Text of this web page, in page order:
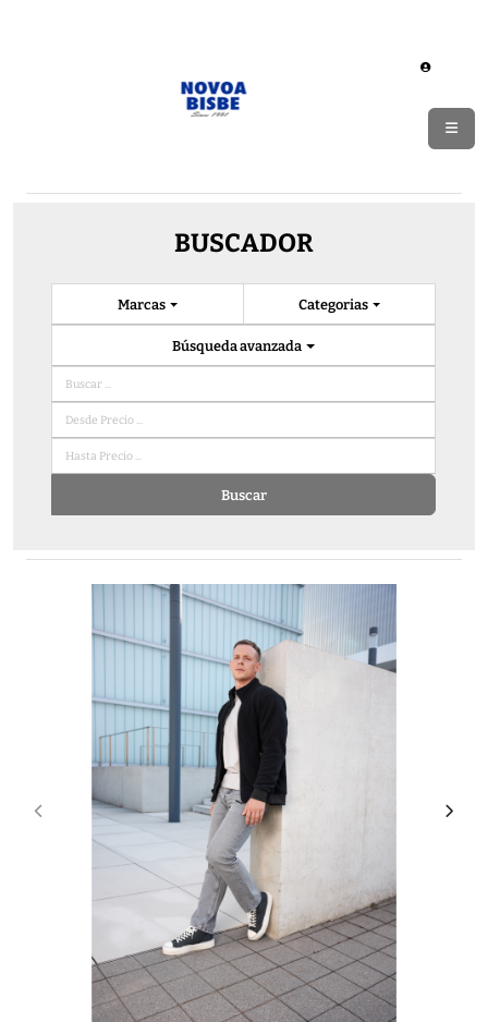
BUSCADOR
Categorias
Marcas
Búsqueda avanzada
Buscar